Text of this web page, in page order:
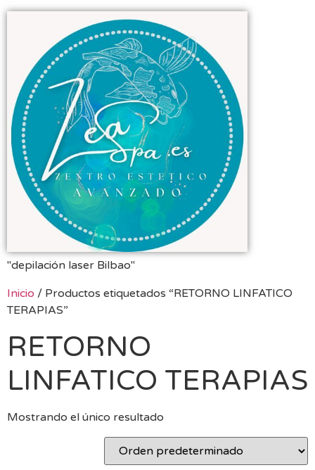
"depilación laser Bilbao"
Inicio / Productos etiquetados “RETORNO LINFATICO
TERAPIAS”
RETORNO
LINFATICO TERAPIAS
Mostrando el único resultado